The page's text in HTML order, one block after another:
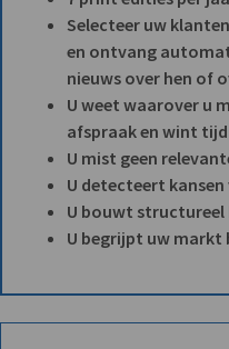
Selecteer uw
en ontvang
nieuws over hen of
U weet waarover u
afspraak en wint
U mist geen
U detecteert
U bouwt structureel
U begrijpt uw markt